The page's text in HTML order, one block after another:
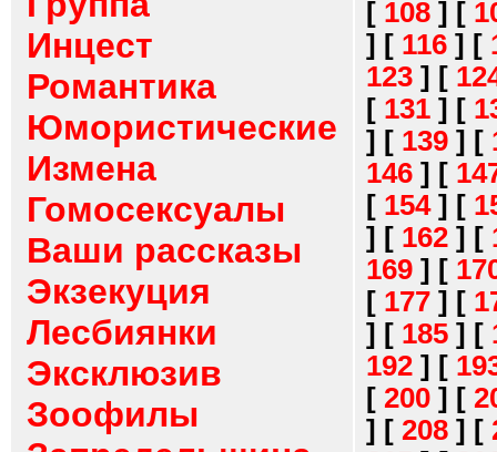
Инцест
Романтика
Юмористические
Измена
Гомосексуалы
Ваши рассказы
Экзекуция
Лесбиянки
Эксклюзив
Зоофилы
[ 108 ] [
] [ 116 ] [
123 ] [
[ 131 ] [
] [ 139 ] [
146 ] [
[ 154] [
] [ 162 ] [
169 ] [
[ 177 ] [
] [ 185 ] [
192 ] [
[ 200 ] [
] [ 208 ] [